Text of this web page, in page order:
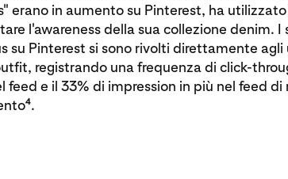
erano in aumento su Pinterest, ha
l'awareness della sua collezione denim.
su Pinterest si sono rivolti direttamente
registrando una frequenza di click-
feed e il 33% di impression in più nel feed
4.